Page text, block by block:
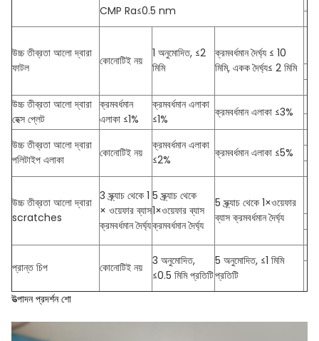
CMP Ra≤0.5 nm
উচ্চ তীব্রতা আলো দ্বারা
ফাটল
কোনোটিই নয়
1 অনুমোদিত, ≤2
মিমি
ক্রমবর্ধমান দৈর্ঘ্য ≤ 10
মিমি, একক দৈর্ঘ্য≤ 2 মিমি
উচ্চ তীব্রতা আলো দ্বারা
হেক্স প্লেট
ক্রমবর্ধমান
এলাকা ≤1%
ক্রমবর্ধমান এলাকা
≤1%
ক্রমবর্ধমান এলাকা ≤3%
উচ্চ তীব্রতা আলো দ্বারা
পলিটাইপ এলাকা
কোনোটিই নয়
ক্রমবর্ধমান এলাকা
≤2%
ক্রমবর্ধমান এলাকা ≤5%
উচ্চ তীব্রতা আলো দ্বারা
scratches
3 স্ক্র্যাচ থেকে 1
× ওয়েফার ব্যাস
ক্রমবর্ধমান দৈর্ঘ্য
5 স্ক্র্যাচ থেকে
1×ওয়েফার ব্যাস
ক্রমবর্ধমান দৈর্ঘ্য
5 স্ক্র্যাচ থেকে 1×ওয়েফার
ব্যাস ক্রমবর্ধমান দৈর্ঘ্য
প্রান্ত চিপ কোনোটিই নয়
3 অনুমোদিত,
≤0.5 মিমি প্রতিটি
5 অনুমোদিত, ≤1 মিমি
প্রতিটি
উত্পাদন প্রদর্শন শো